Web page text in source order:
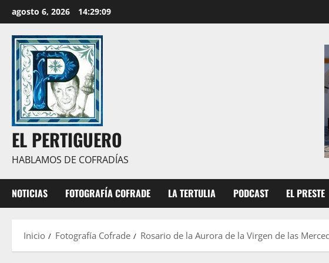
al
contenido
agosto 6, 2026 14:29:11
EL PERTIGUERO
HABLAMOS DE COFRADÍAS
NOTICIAS FOTOGRAFÍA COFRADE LA TERTULIA PODCAST EL PRESTE
Inicio Fotografía Cofrade Rosario de la Aurora de la Virgen de las